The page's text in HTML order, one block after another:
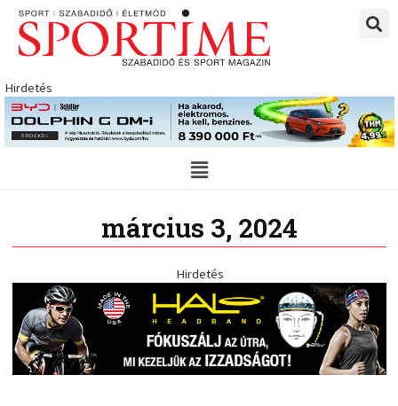
Skip
content
Hirdetés
Main
Menu
március 3, 2024
Hirdetés